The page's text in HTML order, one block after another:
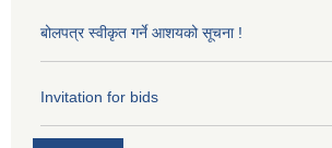
बोलपत्र स्वीकृत गर्ने आशयको सूचना !
Invitation for bids